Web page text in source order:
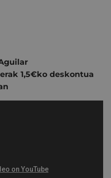
1,5€ko deskontua